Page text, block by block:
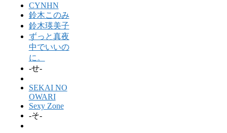
CYNHN
鈴木このみ
鈴木瑛美子
ずっと真夜
中でいいの
に。
-せ-
SEKAI NO
OWARI
Sexy Zone
-そ-